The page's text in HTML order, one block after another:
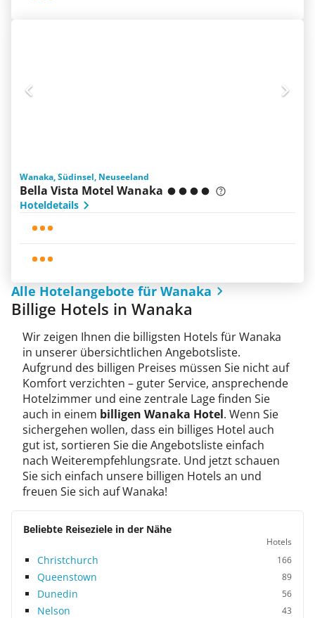
Wanaka, Südinsel, Neuseeland
Bella Vista Motel Wanaka
Hoteldetails
Alle Hotelangebote für Wanaka
Billige Hotels in Wanaka
Wir zeigen Ihnen die billigsten Hotels für Wanaka
in unserer übersichtlichen Angebotsliste.
Aufgrund des billigen Preises müssen Sie nicht auf
Komfort verzichten – guter Service, ansprechende
Hotelzimmer und eine zentrale Lage finden Sie
auch in einem billigen Wanaka Hotel. Wenn Sie
sichergehen wollen, dass ein billiges Hotel auch
gut ist, sortieren Sie die Angebotsliste einfach
nach Weiterempfehlungsrate. Und jetzt schauen
Sie sich einfach unsere billigen Hotels an und
freuen Sie sich auf Wanaka!
Beliebte Reiseziele in der Nähe
Hotels
Christchurch 166
Queenstown 89
Dunedin 56
Nelson 43